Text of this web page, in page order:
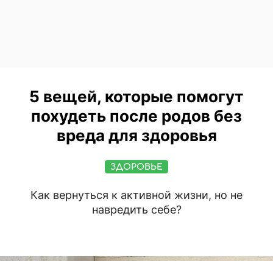
5 вещей, которые помогут
похудеть после родов без
вреда для здоровья
ЗДОРОВЬЕ
Как вернуться к активной жизни, но не
навредить себе?